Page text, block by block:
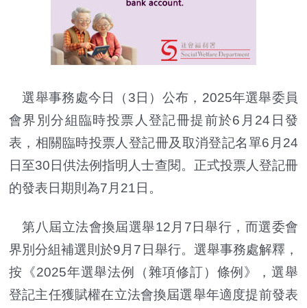
選舉事務處今日（3日）公布，2025年選舉委員
會界別分組臨時投票人登記冊提前於6月24日發
表，相關臨時投票人登記冊及取消登記名單6月24
日至30日供法例指明人士查閱。正式投票人登記冊
的發表日期則為7月21日。
第八屆立法會換屆選舉12月7日舉行，而選委會
界別分組補選則於9月7日舉行。選舉事務處解釋，
按《2025年選舉法例（雜項修訂）條例》，選舉
登記主任獲賦權在立法會換屆選舉年適度提前發表